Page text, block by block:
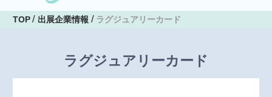
TOP 出展企業情報 ラグジュアリーカード
ラグジュアリーカード